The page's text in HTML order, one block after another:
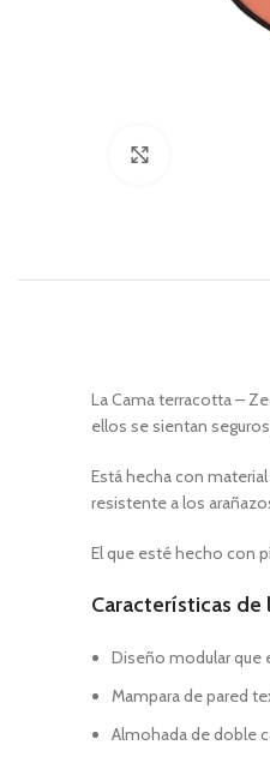
La Cama terracotta –
ellos se sientan
Está hecha con
resistente a los
El que esté hecho con
Características
Diseño modular que
Mampara de pared
Almohada de doble